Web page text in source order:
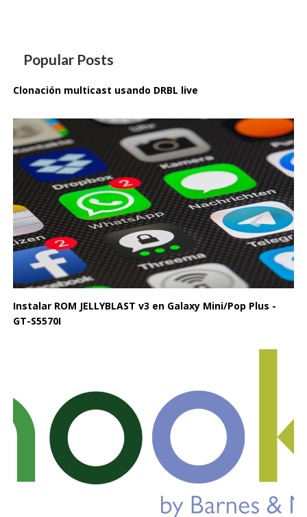
Popular Posts
Clonación multicast usando DRBL live
Instalar ROM JELLYBLAST v3 en Galaxy Mini/Pop Plus -
GT-S5570I